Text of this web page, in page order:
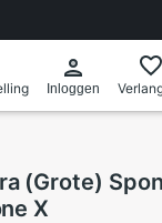
Inloggen
(Grote)
X